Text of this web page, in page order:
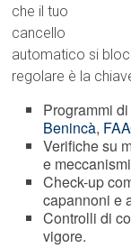
che il tuo
cancello
automatico si
regolare è la
Programmi
Benincà,
Verifiche su
e
Check-up
capannoni e
Controlli di
vigore.